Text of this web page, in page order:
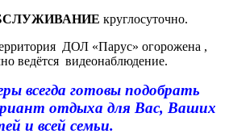
круглосуточно.
ДОЛ «Парус» огорожена ,
ведётся видеонаблюдение.
всегда готовы подобрать
отдыха для Вас, Ваших
и всей семьи.